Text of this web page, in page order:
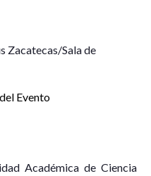
Zacatecas/Sala de
Académica de Ciencia